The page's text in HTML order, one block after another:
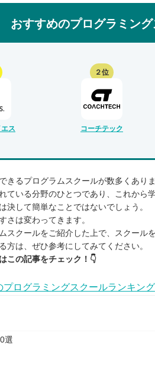
おすすめのプログラミン
ス
２位
コーチテック
るプログラムスクールが数多くありま
ている分野のひとつであり、これから
決して簡単なことではないでしょう。
さは変わってきます。
スクールをご紹介した上で、スクール
方は、ぜひ参考にしてみてください。
この記事をチェック！👇
ログラミングスクールランキング
選